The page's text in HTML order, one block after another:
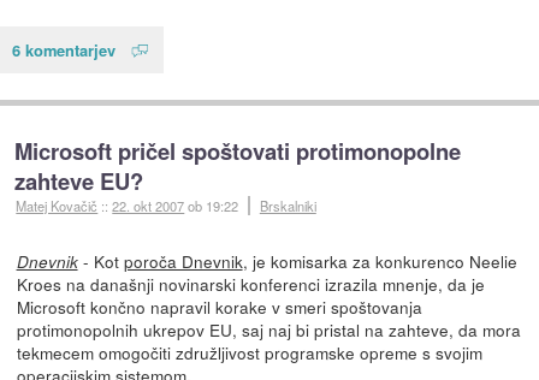
6 komentarjev
Microsoft pričel spoštovati protimonopolne
zahteve EU?
Matej Kovačič ::22. okt 2007ob 19:22 Brskalniki
Dnevnik- Kot poroča Dnevnik, je komisarka za konkurenco Neelie
Kroes na današnji novinarski konferenci izrazila mnenje, da je
Microsoft končno napravil korake v smeri spoštovanja
protimonopolnih ukrepov EU, saj naj bi pristal na zahteve, da mora
tekmecem omogočiti združljivost programske opreme s svojim
operacijskim sistemom.